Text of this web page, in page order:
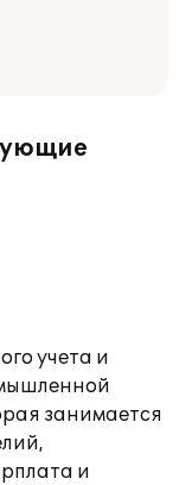
учета и
занимается
и